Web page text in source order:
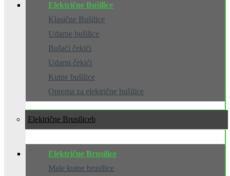
Električne Bušilice
Klasične Bušilice
Udarne bušilice
Bušaći čekići
Udarni čekići
Kutne bušilice
Oprema za električne bušilice
Električne Brusilice
Električne Brusilice
Male kutne brusilice